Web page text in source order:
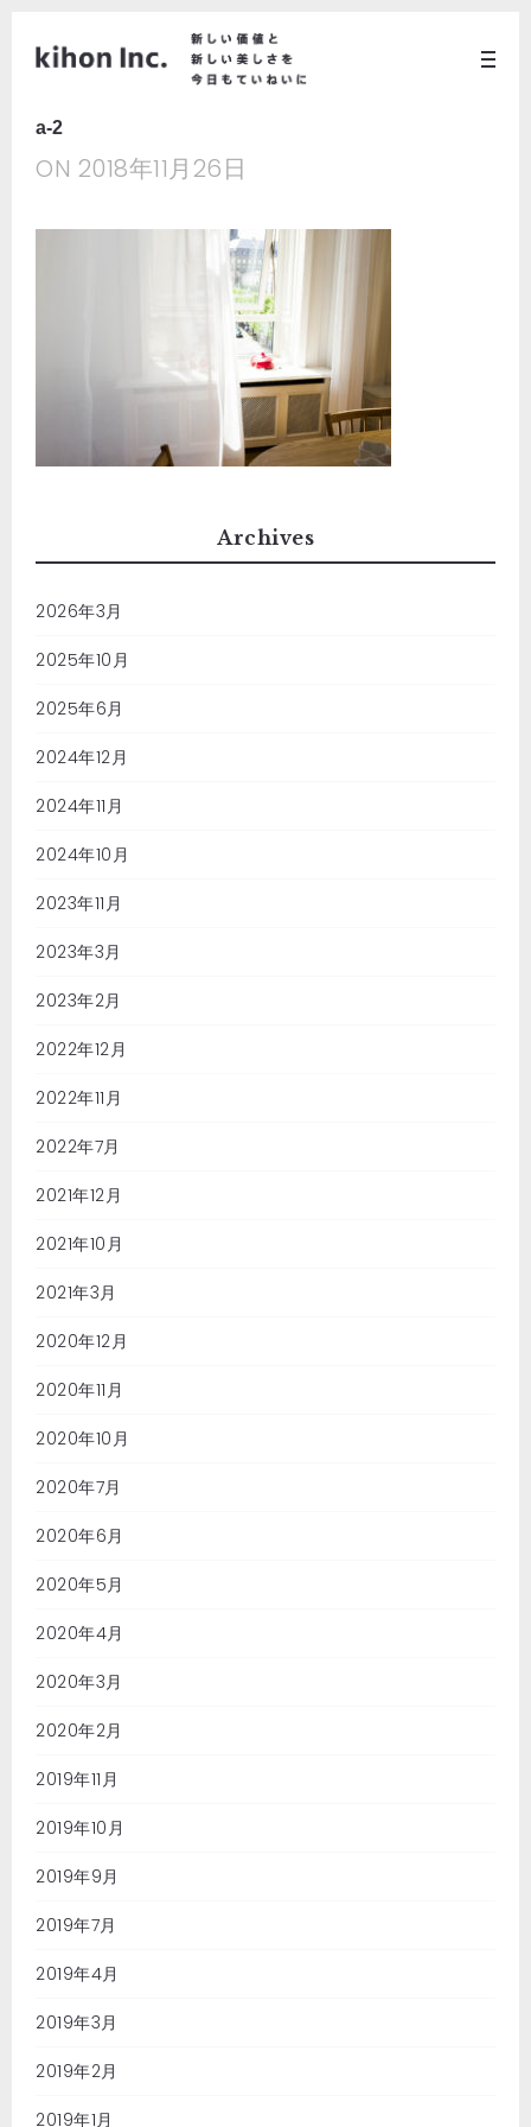
a-2
ON 2018年11月26日
Archives
2026年3月
2025年10月
2025年6月
2024年12月
2024年11月
2024年10月
2023年11月
2023年3月
2023年2月
2022年12月
2022年11月
2022年7月
2021年12月
2021年10月
2021年3月
2020年12月
2020年11月
2020年10月
2020年7月
2020年6月
2020年5月
2020年4月
2020年3月
2020年2月
2019年11月
2019年10月
2019年9月
2019年7月
2019年4月
2019年3月
2019年2月
2019年1月